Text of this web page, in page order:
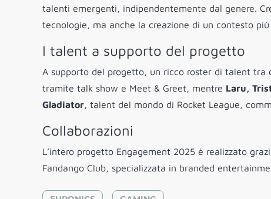
talenti emergenti, indipendentemente dal genere.
tecnologie, ma anche la creazione di un contesto
I talent a supporto del progetto
A supporto del progetto, un ricco roster di talent tra
tramite talk show e Meet & Greet, mentre Laru,
Gladiator, talent del mondo di Rocket League,
Collaborazioni
L’intero progetto Engagement 2025 è realizzato
Fandango Club, specializzata in branded